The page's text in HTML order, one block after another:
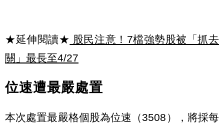
★延伸閱讀★ 股民注意！7檔強勢股被「抓去
關」最長至4/27
位速遭最嚴處置
本次處置最嚴格個股為位速（3508），將採每